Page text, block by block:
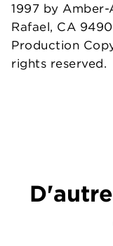
1997 by Amber-
Rafael, CA
Production
rights reserved.